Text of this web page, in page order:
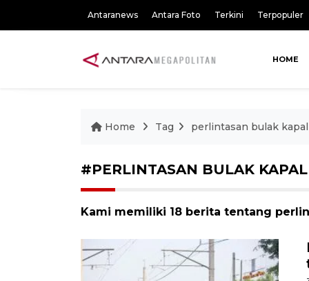
Antaranews Antara Foto Terkini Terpopuler
HOME
Home Tag perlintasan bulak kapal
#PERLINTASAN BULAK KAPAL
Kami memiliki 18 berita tentang